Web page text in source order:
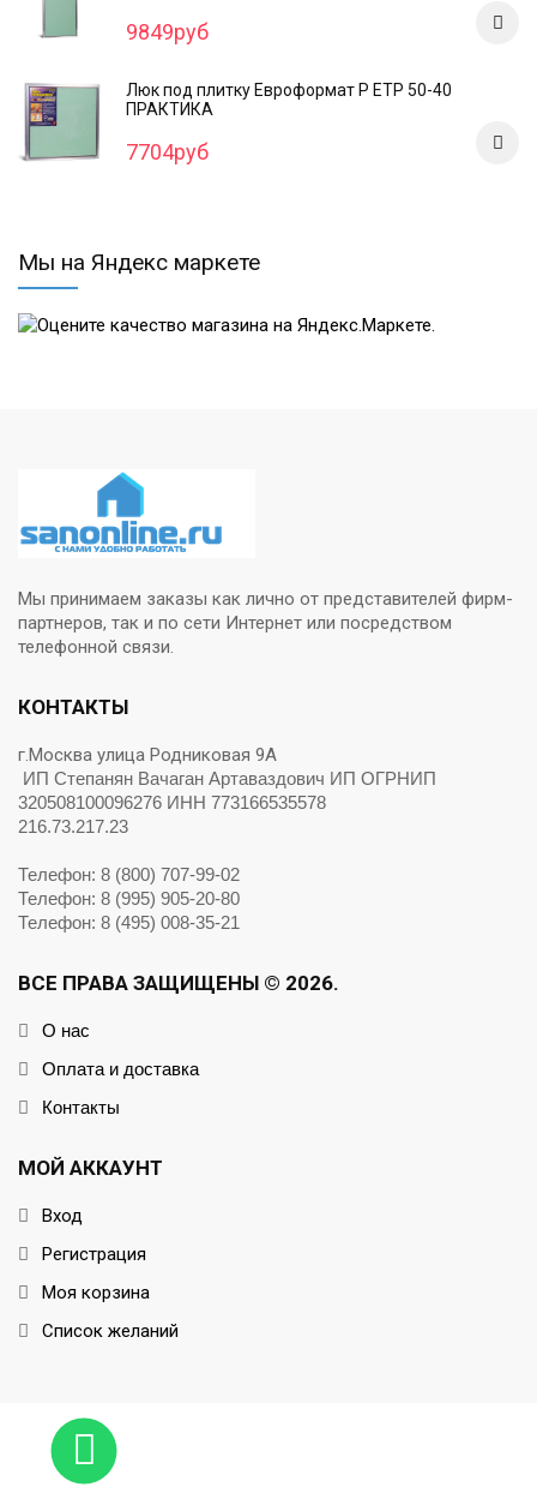
9849руб
Люк под плитку Евроформат Р ЕТР 50-40
ПРАКТИКА
7704руб
Мы на Яндекс маркете
Мы принимаем заказы как лично от представителей фирм-
партнеров, так и по сети Интернет или посредством
телефонной связи.
КОНТАКТЫ
г.Москва улица Родниковая 9А
ИП Степанян Вачаган Артаваздович ИП ОГРНИП
320508100096276 ИНН 773166535578
216.73.217.23
Телефон: 8 (800) 707-99-02
Телефон: 8 (995) 905-20-80
Телефон: 8 (495) 008-35-21
ВСЕ ПРАВА ЗАЩИЩЕНЫ © 2026.
О нас
Оплата и доставка
Контакты
МОЙ АККАУНТ
Вход
Регистрация
Моя корзина
Список желаний